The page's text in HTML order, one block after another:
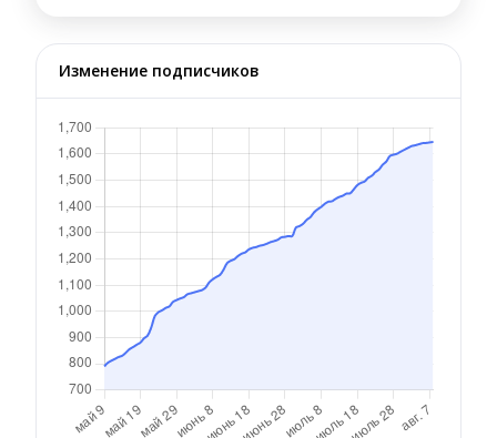
Изменение подписчиков